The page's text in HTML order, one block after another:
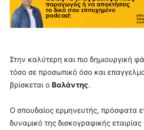
Στην καλύτερη και πιο δημιουργική
τόσο σε προσωπικό όσο και
βρίσκεται ο Βαλάντης.
Ο σπουδαίος ερμηνευτής, πρόσφατα
δυναμικό της δισκογραφικής εταιρίας